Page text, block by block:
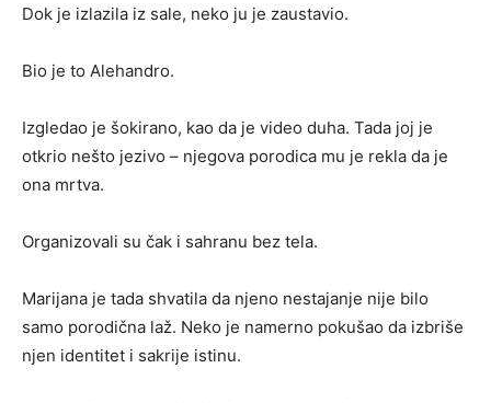
Dok je izlazila iz sale, neko ju je zaustavio.
Bio je to Alehandro.
Izgledao je šokirano, kao da je video duha. Tada joj je
otkrio nešto jezivo – njegova porodica mu je rekla da je
ona mrtva.
Organizovali su čak i sahranu bez tela.
Marijana je tada shvatila da njeno nestajanje nije bilo
samo porodična laž. Neko je namerno pokušao da izbriše
njen identitet i sakrije istinu.